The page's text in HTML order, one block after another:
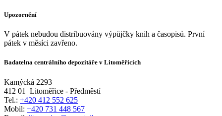
Upozornění
V pátek nebudou distribuovány výpůjčky knih a časopisů. První
pátek v měsíci zavřeno.
Badatelna centrálního depozitáře v Litoměřicích
Kamýcká 2293
412 01
Litoměřice - Předměstí
Tel.: +420 412 552 625
Mobil: +420 731 448 567